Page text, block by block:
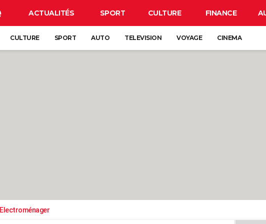
ACTUALITÉS SPORT CULTURE FINANCE
CULTURE SPORT AUTO TELEVISION VOYAGE CINEMA
Electroménager